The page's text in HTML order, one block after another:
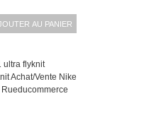
AU PANIER